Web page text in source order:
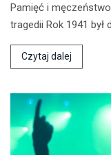
Pamięć i
tragedii Rok 1941
Czytaj dalej